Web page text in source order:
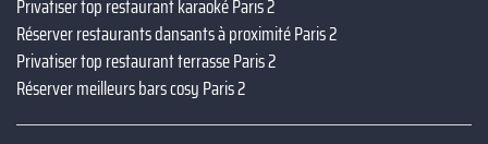
Privatiser top restaurant karaoké Paris 2
Réserver restaurants dansants à proximité Paris 2
Privatiser top restaurant terrasse Paris 2
Réserver meilleurs bars cosy Paris 2